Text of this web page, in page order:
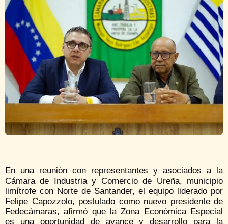
En una reunión con representantes y asociados a la
Cámara de Industria y Comercio de Ureña, municipio
limítrofe con Norte de Santander, el equipo liderado por
Felipe Capozzolo, postulado como nuevo presidente de
Fedecámaras, afirmó que la Zona Económica Especial
es una oportunidad de avance y desarrollo para la